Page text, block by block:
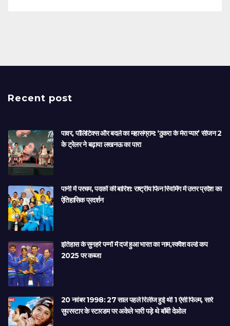
Recent post
पावर, पॉलिटिक्स और बदले का महासंग्राम: ‘ठुकरा के मेरा प्यार’ सीजन 2
के ट्रेलर ने बढ़ाया लखनऊ का पारा
पानी में परचम, पदकों की बारिश: राष्ट्रीय फिन स्विमिंग में उत्तर प्रदेश का
ऐतिहासिक प्रदर्शन
इतिहास के सुनहरे पन्नों में दर्ज हुआ भारत का नाम,स्क्वैश वर्ल्ड कप
2025 पर कब्जा
20 नवंबर 1998: 27 साल पहले रिलीज हुई थी 1 ऐसी फिल्म, सारे
सुपरस्टार के स्टारडम पर अकेले भारी पड़े थे बॉबी देओल